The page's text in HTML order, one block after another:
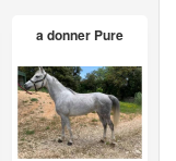
a donner Pure